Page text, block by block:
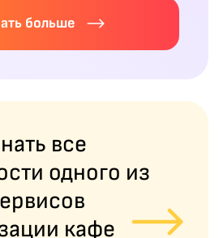
больше
все
одного из
кафе